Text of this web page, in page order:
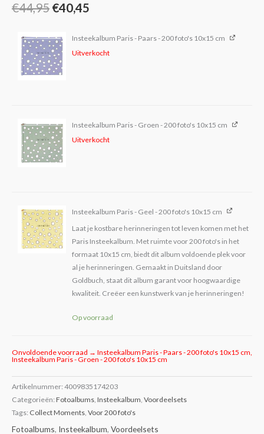
€44,95 €40,45
Insteekalbum Paris - Paars - 200 foto's 10x15 cm
Uitverkocht
Insteekalbum Paris - Groen - 200 foto's 10x15 cm
Uitverkocht
Insteekalbum Paris - Geel - 200 foto's 10x15 cm
Laat je kostbare herinneringen tot leven komen met het
Paris Insteekalbum. Met ruimte voor 200 foto's in het
formaat 10x15 cm, biedt dit album voldoende plek voor
al je herinneringen. Gemaakt in Duitsland door
Goldbuch, staat dit album garant voor hoogwaardige
kwaliteit. Creëer een kunstwerk van je herinneringen!
Op voorraad
Onvoldoende voorraad → Insteekalbum Paris - Paars - 200 foto's 10x15 cm,
Insteekalbum Paris - Groen - 200 foto's 10x15 cm
Artikelnummer: 4009835174203
Categorieën: Fotoalbums, Insteekalbum, Voordeelsets
Tags: Collect Moments, Voor 200 foto's
Fotoalbums, Insteekalbum, Voordeelsets